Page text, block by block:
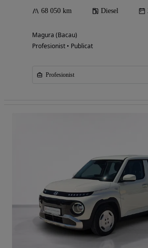
68 050 km Diesel
Magura (Bacau)
Profesionist • Publicat
Profesionist